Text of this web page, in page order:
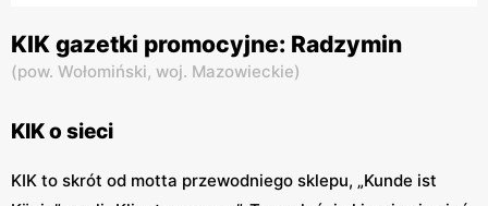
KIK gazetki promocyjne: Radzymin
(pow. Wołomiński, woj. Mazowieckie)
KIK o sieci
KIK to skrót od motta przewodniego sklepu, „Kunde ist